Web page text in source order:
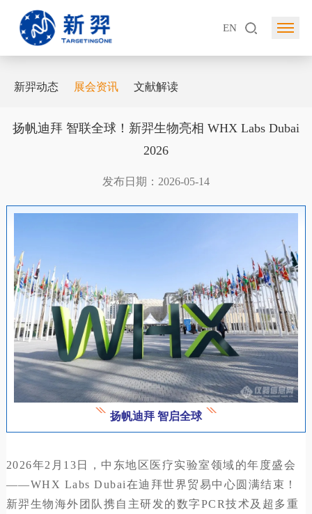
EN
新羿动态 展会资讯 文献解读
扬帆迪拜 智联全球！新羿生物亮相 WHX Labs Dubai
2026
发布日期：2026-05-14
扬帆迪拜 智启全球
2026年2月13日，中东地区医疗实验室领域的年度盛会
——WHX Labs Dubai在迪拜世界贸易中心圆满结束！
新羿生物海外团队携自主研发的数字PCR技术及超多重